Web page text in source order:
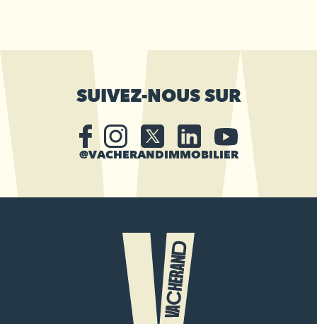
SUIVEZ-NOUS SUR
@VACHERANDIMMOBILIER